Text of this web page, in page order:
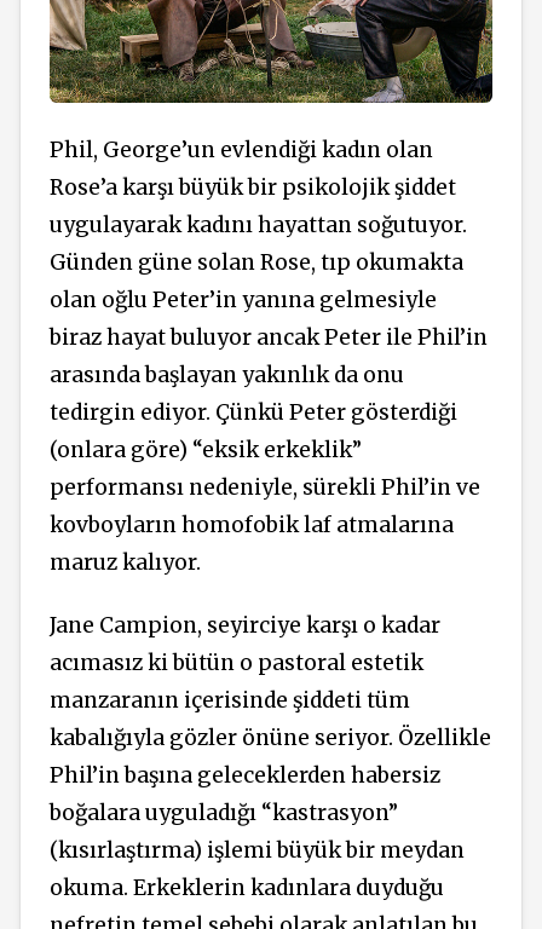
Phil, George’un evlendiği kadın olan
Rose’a karşı büyük bir psikolojik şiddet
uygulayarak kadını hayattan soğutuyor.
Günden güne solan Rose, tıp okumakta
olan oğlu Peter’in yanına gelmesiyle
biraz hayat buluyor ancak Peter ile Phil’in
arasında başlayan yakınlık da onu
tedirgin ediyor. Çünkü Peter gösterdiği
(onlara göre) “eksik erkeklik”
performansı nedeniyle, sürekli Phil’in ve
kovboyların homofobik laf atmalarına
maruz kalıyor.
Jane Campion, seyirciye karşı o kadar
acımasız ki bütün o pastoral estetik
manzaranın içerisinde şiddeti tüm
kabalığıyla gözler önüne seriyor. Özellikle
Phil’in başına geleceklerden habersiz
boğalara uyguladığı “kastrasyon”
(kısırlaştırma) işlemi büyük bir meydan
okuma. Erkeklerin kadınlara duyduğu